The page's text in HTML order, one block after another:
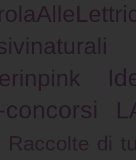
Raccolte di